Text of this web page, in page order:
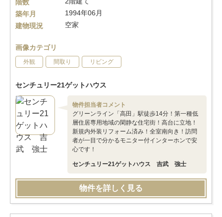
階数
築年月
1994年06月
建物現況
空家
画像カテゴリ
外観 間取り リビング
センチュリー21ゲットハウス
物件担当者コメント
グリーンライン「高田」駅徒歩14分！第一種低
層住居専用地域の閑静な住宅街！高台に立地！
新規内外装リフォーム済み！全室南向き！訪問
者が一目で分かるモニター付インターホンで安
心です！
センチュリー21ゲットハウス 吉武 強士
物件を詳しく見る